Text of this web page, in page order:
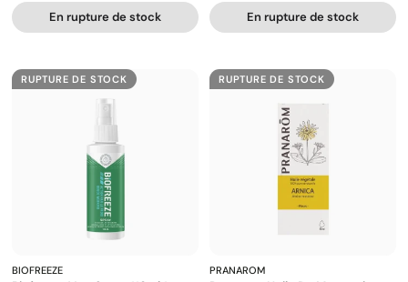
En rupture de stock En rupture de stock
RUPTURE DE STOCK
BIOFREEZE
RUPTURE DE STOCK
PRANAROM